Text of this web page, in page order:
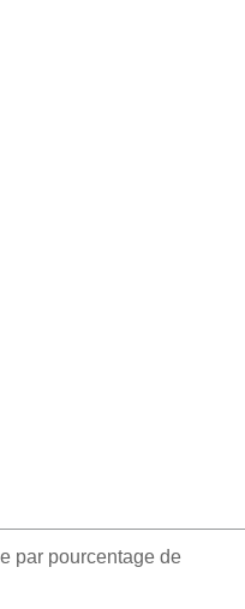
par pourcentage de